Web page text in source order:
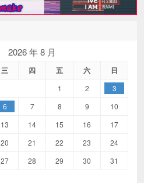
2026 年 8 月
三 四 五 六 日
1 2
3
6 7 8 9
10
13 14 15 16
17
20 21 22 23
24
27 28 29 30
31